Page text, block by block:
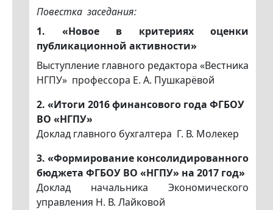
Повестка заседания:
1. «Новое в критериях оценки
публикационной активности»
Выступление главного редактора «Вестника
НГПУ» профессора Е. А. Пушкарёвой
2. «Итоги 2016 финансового года ФГБОУ
ВО «НГПУ»
Доклад главного бухгалтера Г. В. Молекер
3. «Формирование консолидированного
бюджета ФГБОУ ВО «НГПУ» на 2017 год»
Доклад начальника Экономического
управления Н. В. Лайковой